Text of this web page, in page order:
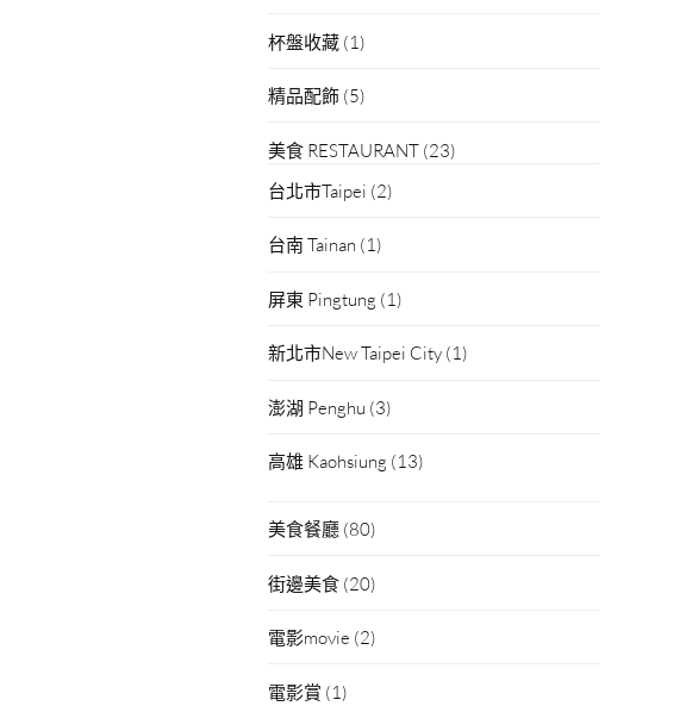
杯盤收藏 (1)
精品配飾 (5)
美食 RESTAURANT (23)
台北市Taipei (2)
台南 Tainan (1)
屏東 Pingtung (1)
新北市New Taipei City (1)
澎湖 Penghu (3)
高雄 Kaohsiung (13)
美食餐廳 (80)
街邊美食 (20)
電影movie (2)
電影賞 (1)